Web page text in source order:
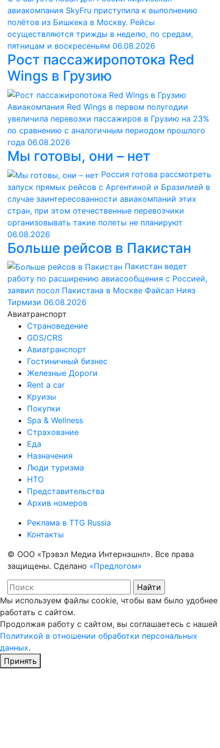
авиакомпания SkyFru приступила к выполнению
полётов из Бишкека в Москву. Рейсы
осуществляются трижды в неделю, по средам,
пятницам и воскресеньям 06.08.2026
Рост пассажиропотока Red
Wings в Грузию
Авиакомпания Red Wings в первом полугодии
увеличила перевозки пассажиров в Грузию на 23%
по сравнению с аналогичным периодом прошлого
года 06.08.2026
Мы готовы, они – нет
Россия готова рассмотреть
запуск прямых рейсов с Аргентиной и Бразилией в
случае заинтересованности авиакомпаний этих
стран, при этом отечественные перевозчики
организовывать такие полеты не планируют
06.08.2026
Больше рейсов в Пакистан
Пакистан ведет
работу по расширению авиасообщения с Россией,
заявил посол Пакистана в Москве Файсал Нияз
Тирмизи 06.08.2026
Авиатранспорт
Страноведение
GDS/CRS
Авиатранспорт
Гостиничный бизнес
Железные Дороги
Rent a car
Круизы
Покупки
Spa & Wellness
Страхование
Еда
Назначения
Люди туризма
НТО
Представительства
Архив номеров
Реклама в TTG Russia
Контакты
© ООО «Трэвэл Медиа Интернэшнл». Все права
защищены. Сделано «Предлогом»
Мы используем файлы cookie, чтобы вам было удобнее
работать с сайтом.
Продолжая работу с сайтом, вы соглашаетесь с нашей
Политикой в отношении обработки персональных
данных.
Принять